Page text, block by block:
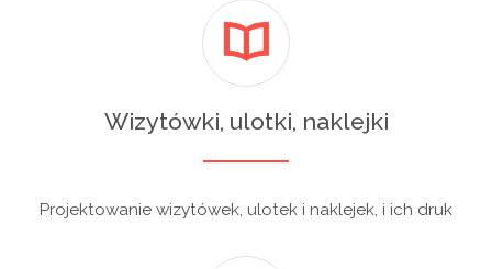
Wizytówki, ulotki, naklejki
Projektowanie wizytówek, ulotek i naklejek, i ich druk